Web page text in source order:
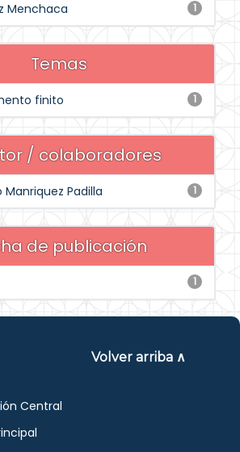
1
Menchaca
Temas
1
finito
/ colaboradores
1
Padilla
de publicación
1
Volver arriba ∧
Central